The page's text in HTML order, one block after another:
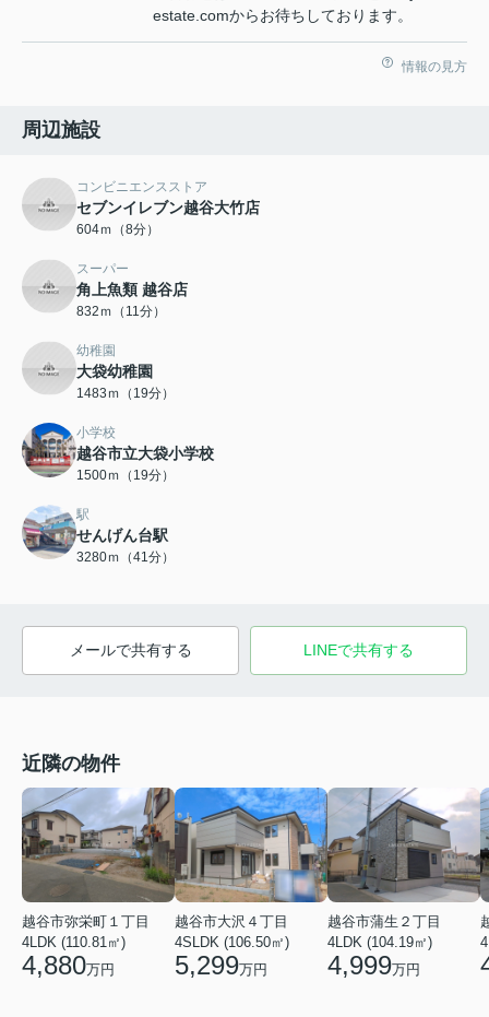
estate.comからお待ちしております。
情報の見方
周辺施設
コンビニエンスストア
セブンイレブン越谷大竹店
604ｍ（8分）
スーパー
角上魚類 越谷店
832ｍ（11分）
幼稚園
大袋幼稚園
1483ｍ（19分）
小学校
越谷市立大袋小学校
1500ｍ（19分）
駅
せんげん台駅
3280ｍ（41分）
メールで共有する LINEで共有する
近隣の物件
越谷市弥栄町１丁目
4LDK (110.81㎡)
4,880万円
越谷市大沢４丁目
4SLDK (106.50㎡)
5,299万円
越谷市蒲生２丁目
4LDK (104.19㎡)
4,999万円